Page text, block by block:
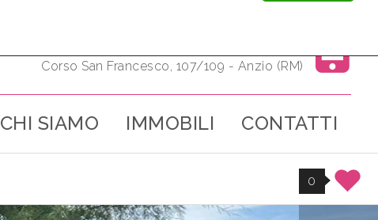
Corso San Francesco, 107/109 - Anzio (RM)
CHI SIAMO IMMOBILI CONTATTI
0